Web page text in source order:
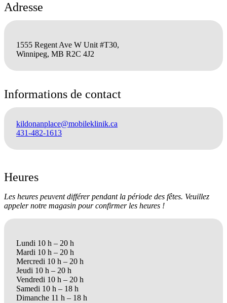
Adresse
1555 Regent Ave W Unit #T30,
Winnipeg, MB R2C 4J2
Informations de contact
kildonanplace@mobileklinik.ca
431-482-1613
Heures
Les heures peuvent différer pendant la période des fêtes. Veuillez
appeler notre magasin pour confirmer les heures !
Lundi 10 h – 20 h
Mardi 10 h – 20 h
Mercredi 10 h – 20 h
Jeudi 10 h – 20 h
Vendredi 10 h – 20 h
Samedi 10 h – 18 h
Dimanche 11 h – 18 h